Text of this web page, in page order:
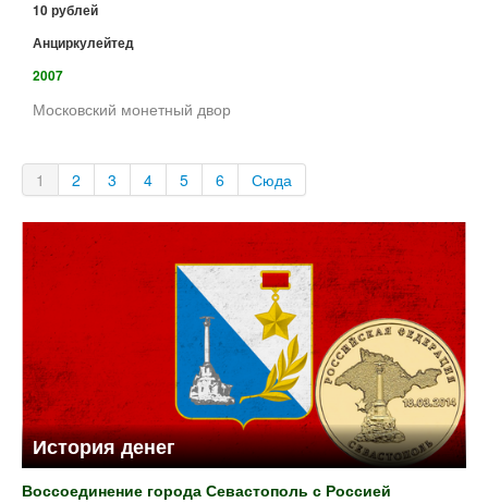
10 рублей
Анциркулейтед
2007
Московский монетный двор
1 2 3 4 5 6 Сюда
История денег
Воссоединение города Севастополь с Россией